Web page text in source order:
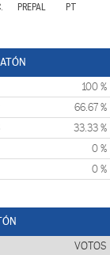
PREPAL PT
100 %
66.67 %
33.33 %
0 %
0 %
VOTOS